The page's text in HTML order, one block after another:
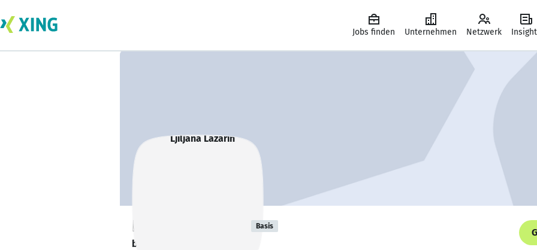
Jobs finden Unternehmen Netzwerk
Ljiljana Lazarin Basis
bildet sich zurzeit weiter. 🎓